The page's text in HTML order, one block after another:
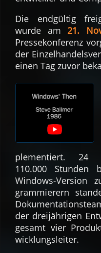
Die end­gültig
wurde am21.
Presse­kon­fe­renz
der
einen Tag zuvor
ple­men­tiert. 24
110.000
Windows-Ver­sion
gram­mierern
der drei­jäh­rigen
ge­samt vier
wick­lungs­leiter.